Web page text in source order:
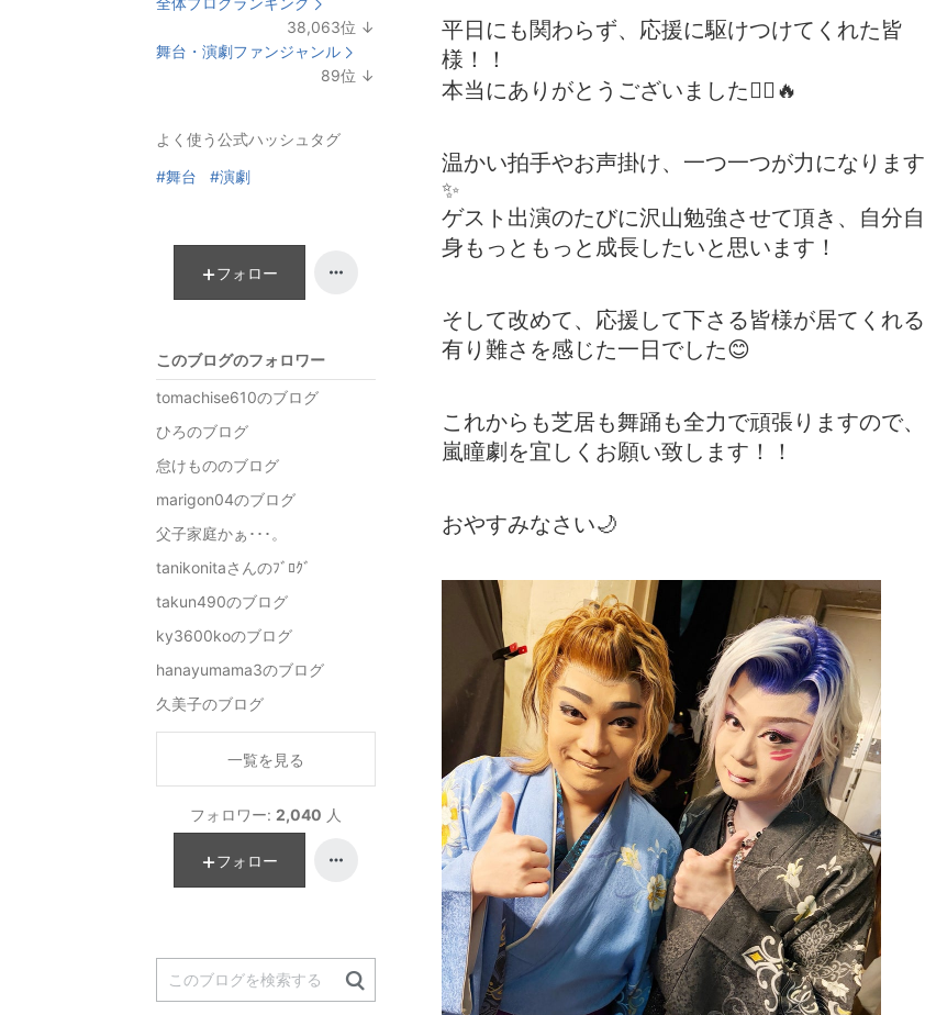
平日にも関わらず、応援に駆けつけてくれた皆
様！！
本当にありがとうございました🙇‍♂️🔥
温かい拍手やお声掛け、一つ一つが力になります
✨
ゲスト出演のたびに沢山勉強させて頂き、自分自
身もっともっと成長したいと思います！
そして改めて、応援して下さる皆様が居てくれる
有り難さを感じた一日でした😊
これからも芝居も舞踊も全力で頑張りますので、
嵐瞳劇を宜しくお願い致します！！
おやすみなさい🌙
38,063位 ↓
舞台・演劇ファンジャンル
89位 ↓
よく使う公式ハッシュタグ
#舞台 #演劇
フォロー
このブログのフォロワー
tomachise610のブログ
ひろのブログ
怠けもののブログ
marigon04のブログ
父子家庭かぁ･･･。
tanikonitaさんのﾌﾞﾛｸﾞ
takun490のブログ
ky3600koのブログ
hanayumama3のブログ
久美子のブログ
一覧を見る
フォロワー: 2,040 人
フォロー